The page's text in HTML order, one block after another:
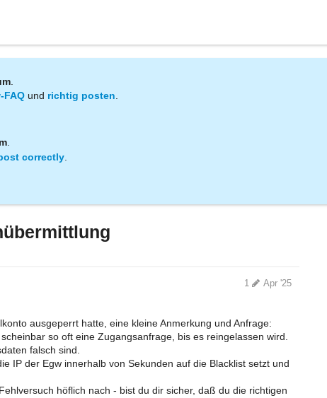
FAQ und richtig posten.
.
correctly
Apr '25
1
ausgeperrt hatte, eine kleine Anmerkung und Anfrage:
so oft eine Zugangsanfrage, bis es reingelassen wird.
falsch sind.
IP der Egw innerhalb von Sekunden auf die Blacklist setzt und
höflich nach - bist du dir sicher, daß du die richtigen